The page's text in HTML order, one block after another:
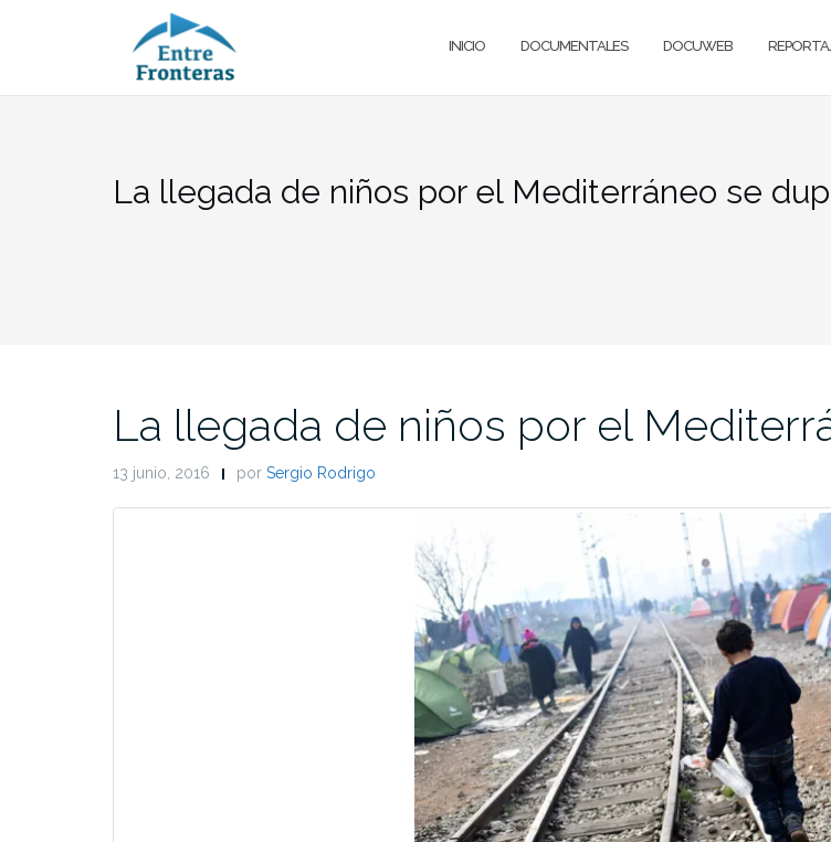
INICIO DOCUMENTALES DOCUWEB
La llegada de niños por el Mediterráneo se
La llegada de niños por el
13 junio, 2016 por Sergio Rodrigo